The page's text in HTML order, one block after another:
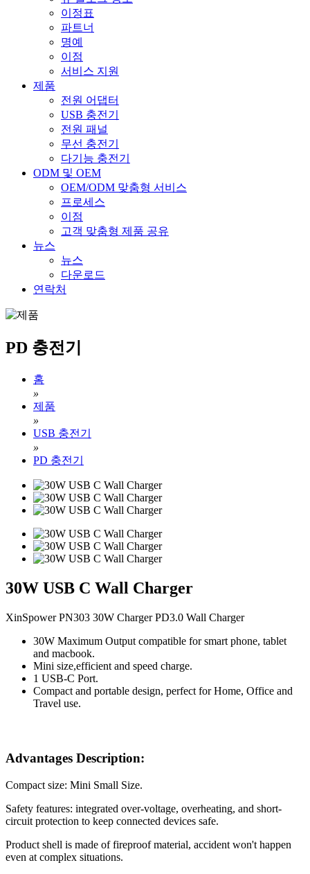
이정표
파트너
명예
이점
서비스 지원
제품
전원 어댑터
USB 충전기
전원 패널
무선 충전기
다기능 충전기
ODM 및 OEM
OEM/ODM 맞춤형 서비스
프로세스
이점
고객 맞춤형 제품 공유
뉴스
뉴스
다운로드
연락처
PD 충전기
홈
»
제품
»
USB 충전기
»
PD 충전기
30W USB C Wall Charger
XinSpower PN303 30W Charger PD3.0 Wall Charger
30W Maximum Output compatible for smart phone, tablet
and macbook.
Mini size,efficient and speed charge.
1 USB-C Port.
Compact and portable design, perfect for Home, Office and
Travel use.
Advantages Description:
Compact size: Mini Small Size.
Safety features: integrated over-voltage, overheating, and short-
circuit protection to keep connected devices safe.
Product shell is made of fireproof material, accident won't happen
even at complex situations.